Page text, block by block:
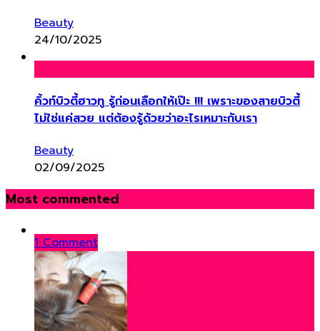
Beauty
24/10/2025
คิ้วท์บิวตี้ฮาวทู รู้ก่อนเลือกให้เป๊ะ !!! เพราะของสายบิวตี้
ไม่ใช่แค่สวย แต่ต้องรู้ด้วยว่าอะไรเหมาะกับเรา
Beauty
02/09/2025
Most commented
1 Comment